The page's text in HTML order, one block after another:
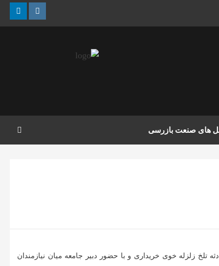
Instagram
های صنعت بازرسی
زلزله خوی خریداری و با حضور دبیر جامعه میان نیازمندان